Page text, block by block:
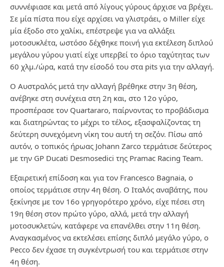
συννέφιασε και μετά από λίγους γύρους άρχισε να βρέχει.
Σε μία πίστα που είχε αρχίσει να γλιστράει, ο Miller είχε
μία έξοδο στο χαλίκι, επέστρεψε για να αλλάξει
μοτοσυκλέτα, ωστόσο δέχθηκε ποινή για εκτέλεση διπλού
μεγάλου γύρου γιατί είχε υπερβεί το όριο ταχύτητας των
60 χλμ./ώρα, κατά την είσοδό του στα pits για την αλλαγή.
Ο Αυστραλός μετά την αλλαγή βρέθηκε στην 3η θέση,
ανέβηκε στη συνέχεια στη 2η και, στο 12ο γύρο,
προσπέρασε τον Quartararo, παίρνοντας το προβάδισμα
και διατηρώντας το μέχρι το τέλος, εξασφαλίζοντας τη
δεύτερη συνεχόμενη νίκη του αυτή τη σεζόν. Πίσω από
αυτόν, ο τοπικός ήρωας Johann Zarco τερμάτισε δεύτερος
με την GP Ducati Desmosedici της Pramac Racing Team.
Εξαιρετική επίδοση και για τον Francesco Bagnaia, ο
οποίος τερμάτισε στην 4η θέση. Ο Ιταλός αναβάτης, που
ξεκίνησε με τον 16ο γρηγορότερο χρόνο, είχε πέσει στη
19η θέση στον πρώτο γύρο, αλλά, μετά την αλλαγή
μοτοσυκλετών, κατάφερε να επανέλθει στην 11η θέση.
Αναγκασμένος να εκτελέσει επίσης διπλό μεγάλο γύρο, ο
Pecco δεν έχασε τη συγκέντρωσή του και τερμάτισε στην
4η θέση.